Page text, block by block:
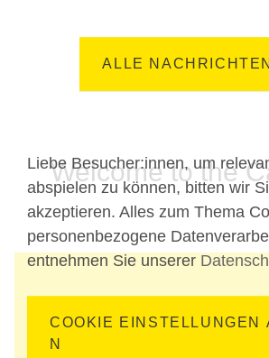
ALLE NACHRICHTEN
Welcome to the
Liebe Besucher:innen, um
abspielen zu können, bitten wir
akzeptieren. Alles zum Thema
personenbezogene
entnehmen Sie unserer
COOKIE EINSTELLUNGEN
N
Folge uns auch
Media